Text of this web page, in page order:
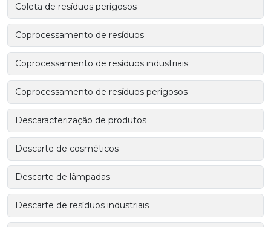
Coleta de resíduos perigosos
Coprocessamento de resíduos
Coprocessamento de resíduos industriais
Coprocessamento de resíduos perigosos
Descaracterização de produtos
Descarte de cosméticos
Descarte de lâmpadas
Descarte de resíduos industriais